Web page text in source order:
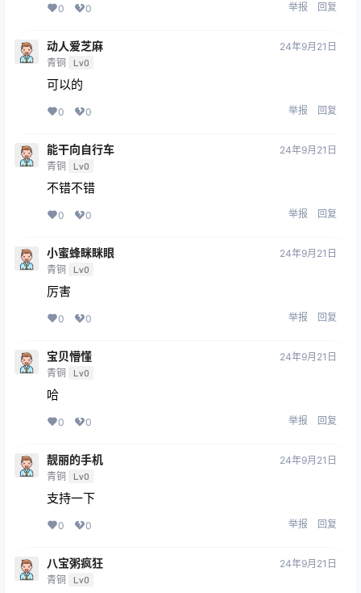
0 0 举报 回复
动人爱芝麻
青铜 Lv0
24年9月21日
可以的
0 0 举报 回复
能干向自行车
青铜 Lv0
24年9月21日
不错不错
0 0 举报 回复
小蜜蜂眯眯眼
青铜 Lv0
24年9月21日
厉害
0 0 举报 回复
宝贝懵懂
青铜 Lv0
24年9月21日
哈
0 0 举报 回复
靓丽的手机
青铜 Lv0
24年9月21日
支持一下
0 0 举报 回复
八宝粥疯狂
青铜 Lv0
24年9月21日